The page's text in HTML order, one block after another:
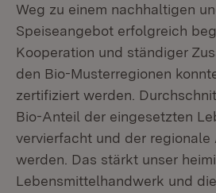
Weg zu einem nachhaltigen
Speiseangebot erfolgreich
Kooperation und ständiger
den Bio-Musterregionen
zertifiziert werden.
Bio-Anteil der eingesetzten
vervierfacht und der
werden. Das stärkt unser
Lebensmittelhandwerk und